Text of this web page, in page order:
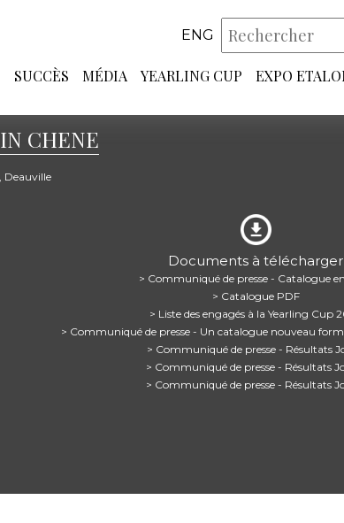
ENG
SUCCÈS MÉDIA YEARLING CUP EXPO
CHENE
Deauville
Documents à télécharger
> Communiqué de presse - Catalogue
> Catalogue PDF
> Liste des engagés à la Yearling Cup
> Communiqué de presse - Un catalogue nouveau
> Communiqué de presse - Résultats
> Communiqué de presse - Résultats
> Communiqué de presse - Résultats